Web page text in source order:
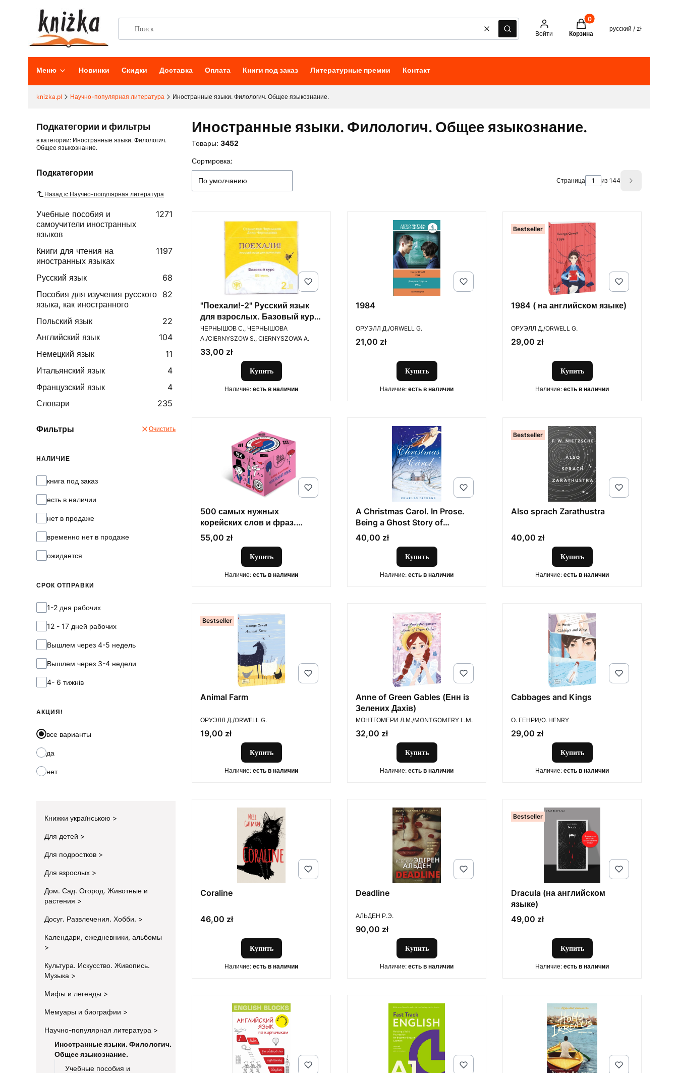
ОчиститьПоиск Войти
Товары в корзине: 0. See
Корзина
русский / zł
Меню Новинки Скидки Доставка Оплата Книги под заказ Литературные премии Контакт
knizka.pl Научно-популярная литература Иностранные языки. Филологич. Общее языкознание.
Подкатегории и фильтры
в категории: Иностранные языки. Филологич.
Общее языкознание.
Подкатегории
Назад к: Научно-популярная литература
Учебные пособия и
самоучители иностранных
языков
1271
Книги для чтения на
иностранных языках
1197
Русский язык
68
Пособия для изучения русского
языка, как иностранного
82
Польский язык
22
Английский язык
104
Немецкий язык
11
Итальянский язык
4
Французский язык
4
Словари
235
Фильтры Очистить
НАЛИЧИЕ
Наличие
книга под заказ
есть в наличии
нет в продаже
временно нет в продаже
ожидается
СРОК ОТПРАВКИ
Срок отправки
1-2 дня рабочих
12 - 17 дней рабочих
Вышлем через 4-5 недель
Вышлем через 3-4 недели
4- 6 тижнів
АКЦИЯ!
все варианты
да
нет
Книжки українською
Для детей
Для подростков
Для взрослых
Дом. Сад. Огород. Животные и
растения
Досуг. Развлечения. Хобби.
Календари, ежедневники, альбомы
Культура. Искусство. Живопись.
Музыка
Мифы и легенды
Мемуары и биографии
Научно-популярная литература
Иностранные языки. Филологич.
Общее языкознание.
Учебные пособия и
Иностранные языки. Филологич. Общее языкознание.
Товары: 3452
Список товаров
Сортировка:
По умолчанию Страница из 144 Next
"Поехали!-2" Русский язык
для взрослых. Базовый курс.
В 2-х томах. Том II. 1 CD
ПРОИЗВОДИТЕЛЬ
ЧЕРНЫШОВ С., ЧЕРНЫШОВА
А./CIERNYSZOW S., CIERNYSZOWA A.
Цена
33,00 zł
Купить
Наличие: есть в наличии
1984
ПРОИЗВОДИТЕЛЬ
ОРУЭЛЛ Д./ORWELL G.
Цена
21,00 zł
Купить
Наличие: есть в наличии
Bestseller
1984 ( на английском языке)
ПРОИЗВОДИТЕЛЬ
ОРУЭЛЛ Д./ORWELL G.
Цена
29,00 zł
Купить
Наличие: есть в наличии
500 самых нужных
корейских слов и фраз.
Флеш-карточки
Цена
55,00 zł
Купить
Наличие: есть в наличии
A Christmas Carol. In Prose.
Being a Ghost Story of
Christmas
Цена
40,00 zł
Купить
Наличие: есть в наличии
Bestseller
Also sprach Zarathustra
Цена
40,00 zł
Купить
Наличие: есть в наличии
Bestseller
Animal Farm
ПРОИЗВОДИТЕЛЬ
ОРУЭЛЛ Д./ORWELL G.
Цена
19,00 zł
Купить
Наличие: есть в наличии
Anne of Green Gables (Енн із
Зелених Дахів)
ПРОИЗВОДИТЕЛЬ
МОНТГОМЕРИ Л.М./MONTGOMERY L.M.
Цена
32,00 zł
Купить
Наличие: есть в наличии
Cabbages and Kings
ПРОИЗВОДИТЕЛЬ
О. ГЕНРИ/O. HENRY
Цена
29,00 zł
Купить
Наличие: есть в наличии
Coraline
Цена
46,00 zł
Купить
Наличие: есть в наличии
Deadline
ПРОИЗВОДИТЕЛЬ
АЛЬДЕН Р.Э.
Цена
90,00 zł
Купить
Наличие: есть в наличии
Bestseller
Dracula (на английском
языке)
Цена
49,00 zł
Купить
Наличие: есть в наличии